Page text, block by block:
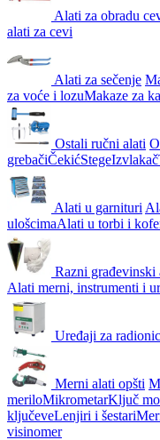
Alati za obradu
alati za cevi
Alati za sečenje
za voće i lozuMakaze za
Ostali ručni alati
grebačiČekićStegeIzvlakač
Alati u garnituri
ulošcimaAlati u torbi i
Razni
Alati merni, instrumenti i
Uređaji za
Merni alati opšti
meriloMikrometarKljuč
ključeveLenjiri i šestari
visinomer